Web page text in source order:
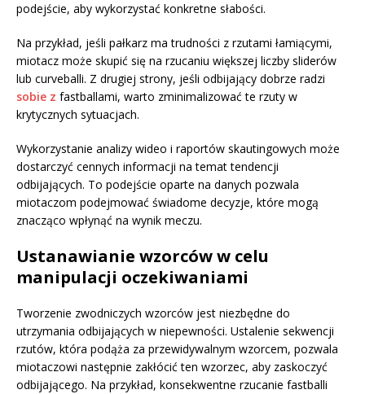
podejście, aby wykorzystać konkretne słabości.
Na przykład, jeśli pałkarz ma trudności z rzutami łamiącymi,
miotacz może skupić się na rzucaniu większej liczby sliderów
lub curveballi. Z drugiej strony, jeśli odbijający dobrze radzi
sobie z fastballami, warto zminimalizować te rzuty w
krytycznych sytuacjach.
Wykorzystanie analizy wideo i raportów skautingowych może
dostarczyć cennych informacji na temat tendencji
odbijających. To podejście oparte na danych pozwala
miotaczom podejmować świadome decyzje, które mogą
znacząco wpłynąć na wynik meczu.
Ustanawianie wzorców w celu
manipulacji oczekiwaniami
Tworzenie zwodniczych wzorców jest niezbędne do
utrzymania odbijających w niepewności. Ustalenie sekwencji
rzutów, która podąża za przewidywalnym wzorcem, pozwala
miotaczowi następnie zakłócić ten wzorzec, aby zaskoczyć
odbijającego. Na przykład, konsekwentne rzucanie fastballi